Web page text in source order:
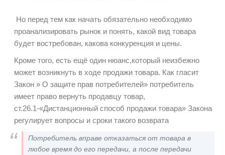
Но перед тем как начать обязательно необходимо
проанализировать рынок и понять, какой вид товара
будет востребован, какова конкуренция и цены.
Кроме того, есть ещё один нюанс,который неизбежно
может возникнуть в ходе продажи товара. Как гласит
Закон » О защите прав потребителей» потребитель
имеет право вернуть продавцу товар,
ст.26.1-«Дистанционный способ продажи товара» Закона
регулирует вопросы и сроки такого возврата
Потребитель вправе отказаться от товара в
любое время до его передачи, а после передачи